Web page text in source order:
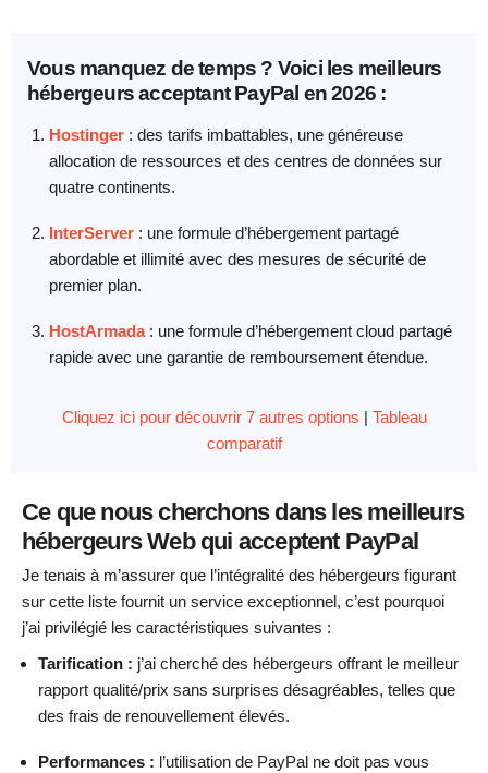
Vous manquez de temps ? Voici les meilleurs
hébergeurs acceptant PayPal en 2026 :
Hostinger : des tarifs imbattables, une généreuse
allocation de ressources et des centres de données sur
quatre continents.
InterServer : une formule d’hébergement partagé
abordable et illimité avec des mesures de sécurité de
premier plan.
HostArmada : une formule d’hébergement cloud partagé
rapide avec une garantie de remboursement étendue.
Cliquez ici pour découvrir 7 autres options | Tableau
comparatif
Ce que nous cherchons dans les meilleurs
hébergeurs Web qui acceptent PayPal
Je tenais à m’assurer que l’intégralité des hébergeurs figurant
sur cette liste fournit un service exceptionnel, c’est pourquoi
j’ai privilégié les caractéristiques suivantes :
Tarification : j’ai cherché des hébergeurs offrant le meilleur
rapport qualité/prix sans surprises désagréables, telles que
des frais de renouvellement élevés.
Performances : l’utilisation de PayPal ne doit pas vous